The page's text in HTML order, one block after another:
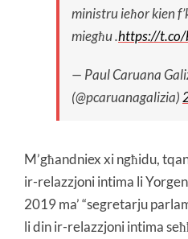
ministru ieħor kien
miegħu .https://t.co/
— Paul Caruana
(@pcaruanagalizia)
M’għandniex xi ngħidu,
ir-relazzjoni intima li
2019 ma’ “segretarju
li din ir-relazzjoni intima